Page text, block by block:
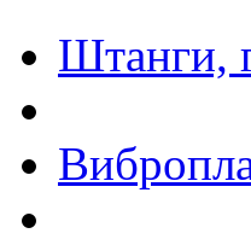
Штанги,